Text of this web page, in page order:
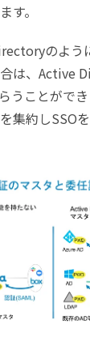
す。
のよう
は、Active
うことがで
集約しSSO